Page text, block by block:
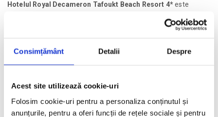
Consimțământ Detalii Despre
Acest site utilizează cookie-uri
Folosim cookie-uri pentru a personaliza conținutul și
anunțurile, pentru a oferi funcții de rețele sociale și pentru
Hotelul Royal Decameron Tafoukt Beach Resort 4*este
Royal, la 13 km de Parcul National Sous-Massa si la 28 de km de
Facilitati hotel
Camere hotel
Masa:All Inclusive.